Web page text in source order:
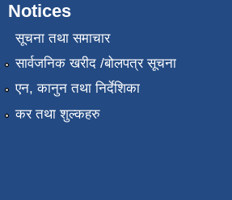
Notices
सूचना तथा समाचार
सार्वजनिक खरीद /बोलपत्र सूचना
एन, कानुन तथा निर्देशिका
कर तथा शुल्कहरु